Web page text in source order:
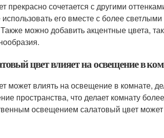
прекрасно сочетается с другими
его вместе с более
можно добавить акцентные цвета,
цвет влияет на освещение в
может влиять на освещение в комнате,
пространства, что делает комнату
освещением салатовый цвет